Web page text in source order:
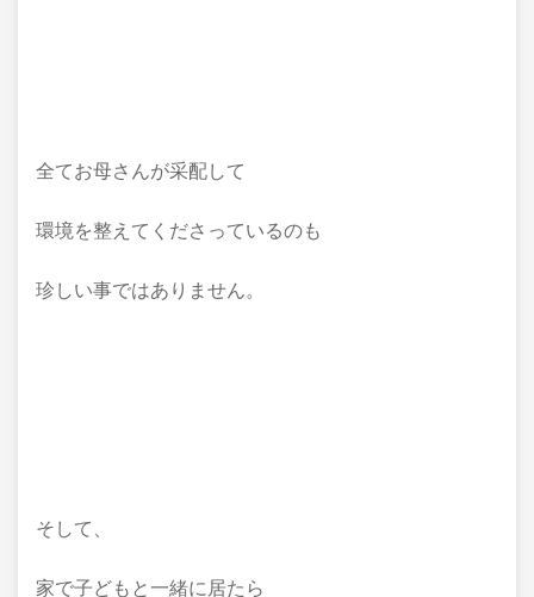
全てお母さんが采配して
環境を整えてくださっているのも
珍しい事ではありません。
そして、
家で子どもと一緒に居たら